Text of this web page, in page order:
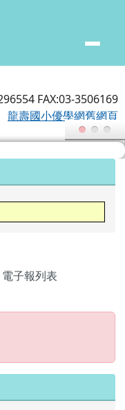
學
FAX:03-3506169
龍壽國小優學網舊網頁
電子報列表